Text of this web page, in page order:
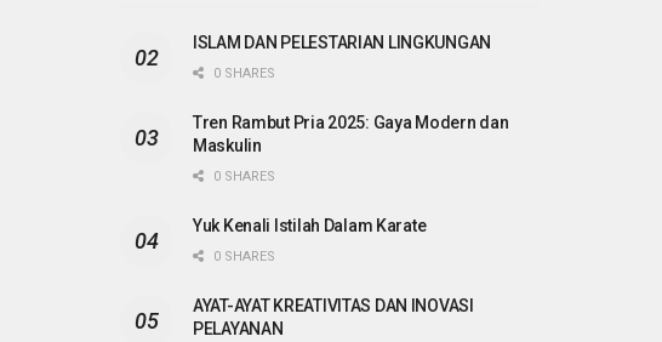
ISLAM DAN PELESTARIAN LINGKUNGAN
0 SHARES
Tren Rambut Pria 2025: Gaya Modern dan
Maskulin
0 SHARES
Yuk Kenali Istilah Dalam Karate
0 SHARES
AYAT-AYAT KREATIVITAS DAN INOVASI
PELAYANAN